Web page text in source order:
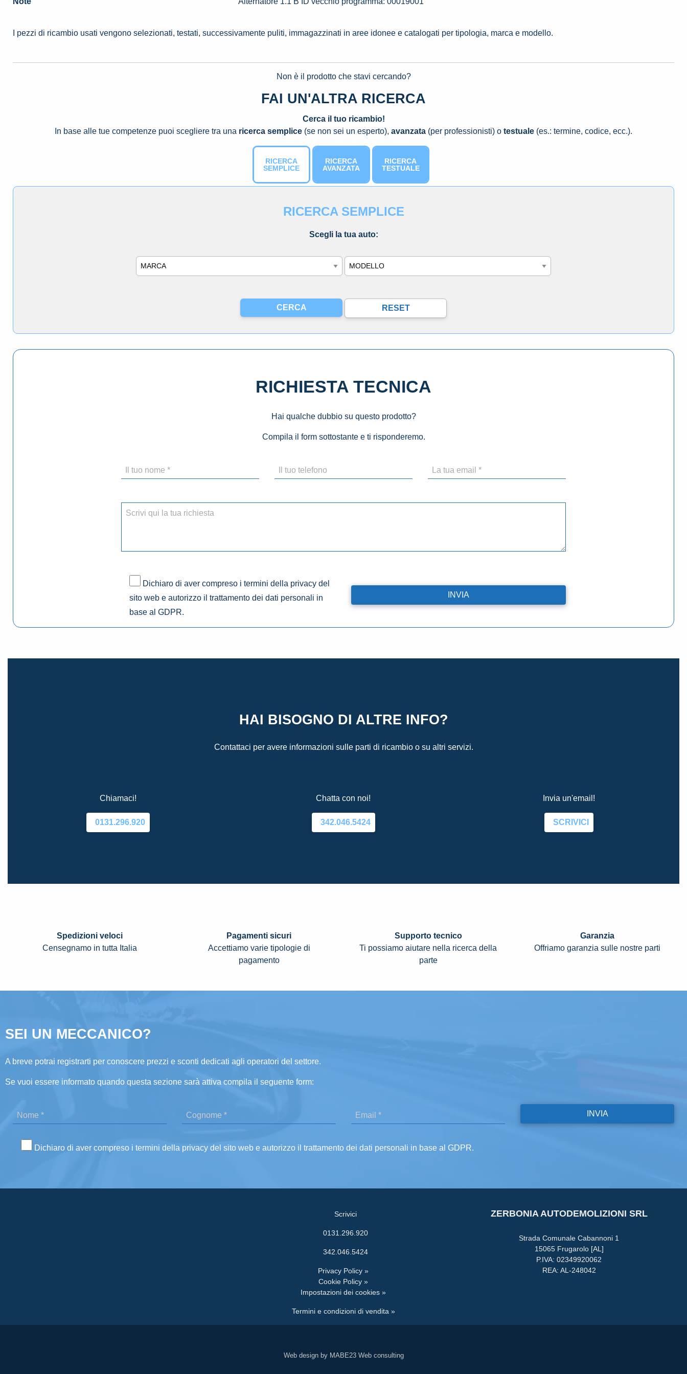
I pezzi di ricambio usati vengono selezionati, testati, successivamente puliti, immagazzinati in aree idonee e catalogati per tipologia, marca e modello.
Non è il prodotto che stavi cercando?
FAI UN'ALTRA RICERCA
Cerca il tuo ricambio!
In base alle tue competenze puoi scegliere tra una ricerca semplice (se non sei un esperto), avanzata (per professionisti) o testuale (es.: termine, codice, ecc.).
RICERCA
SEMPLICE
RICERCA
AVANZATA
RICERCA
TESTUALE
RICERCA SEMPLICE
Scegli la tua auto:
Marca Modello
RICHIESTA TECNICA
Hai qualche dubbio su questo prodotto?
Compila il form sottostante e ti risponderemo.
Dichiaro di aver compreso i termini della privacy del
sito web e autorizzo il trattamento dei dati personali in
base al GDPR.
HAI BISOGNO DI ALTRE INFO?
Contattaci per avere informazioni sulle parti di ricambio o su altri servizi.
Chiamaci!
0131.296.920
Chatta con noi!
342.046.5424
Invia un'email!
SCRIVICI
Spedizioni veloci
Censegnamo in tutta Italia
Pagamenti sicuri
Accettiamo varie tipologie di
pagamento
Supporto tecnico
Ti possiamo aiutare nella ricerca della
parte
Garanzia
Offriamo garanzia sulle nostre parti
SEI UN MECCANICO?
A breve potrai registrarti per conoscere prezzi e sconti dedicati agli operatori del settore.
Se vuoi essere informato quando questa sezione sarà attiva compila il seguente form:
Dichiaro di aver compreso i termini della privacy del sito web e autorizzo il trattamento dei dati personali in base al GDPR.
Scrivici
0131.296.920
342.046.5424
Privacy Policy »
Cookie Policy »
Impostazioni dei cookies »
Termini e condizioni di vendita »
ZERBONIA AUTODEMOLIZIONI SRL
Strada Comunale Cabannoni 1
15065 Frugarolo [AL]
P.IVA: 02349920062
REA: AL-248042
Web design by MABE23 Web consulting